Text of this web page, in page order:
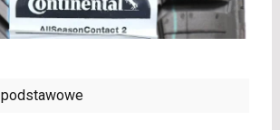
podstawowe